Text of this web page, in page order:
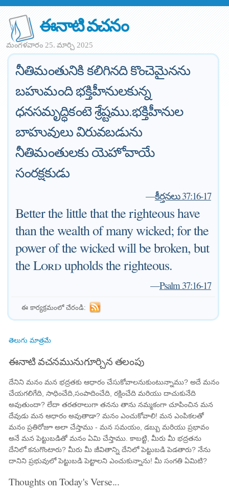
ఈనాటి వచనం
మంగళవారం 25. మార్చి 2025
నీతిమంతునికి కలిగినది కొంచెమైనను
బహుమంది భక్తిహీనులకున్న
ధనసమృద్ధికంటె శ్రేష్టము.భక్తిహీనుల
బాహువులు విరువబడును
నీతిమంతులకు యెహోవాయే
సంరక్షకుడు
—కీర్తనలు 37:16-17
Better the little that the righteous have
than the wealth of many wicked; for the
power of the wicked will be broken, but
theLordupholds the righteous.
—Psalm 37:16-17
ఈ కార్యక్రమంలో చేరండి:
తెలుగు మాత్రమే
ఈనాటి వచనమునుగూర్చిన తలంపు
దేనిని మనం మన భద్రతకు ఆధారం చేసుకోవాలనుకుంటున్నాము? అదే మనం
చేయగలిగేది, సాధించేది,సంపాదించేది, రక్షించేది మరియు దాచుకునేది
అవుతుందా? లేదా తరతరాలుగా తనను తాను నమ్మకంగా చూపించిన మన
దేవుడు మన ఆధారం అవుతాడా? మనం ఎంచుకోవాలి! మన ఎంపికలతో
మనం ప్రతిరోజూ అలా చేస్తాము - మన సమయం, డబ్బు మరియు ప్రభావం
అనే మన పెట్టుబడితో మనం ఏమి చేస్తాము. కాబట్టి, మీరు మీ భద్రతను
దేనిలో కనుగొంటారు? మీరు మీ జీవితాన్ని దేనిలో పెట్టుబడి పెడతారు? నేను
దానిని ప్రభువులో పెట్టుబడి పెట్టాలని ఎంచుకున్నాను! మీ సంగతి ఏమిటి?
Thoughts on Today's Verse...